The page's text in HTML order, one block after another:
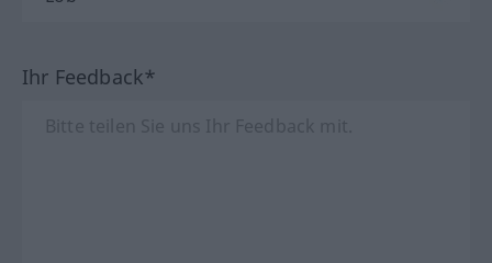
Ihr Feedback*